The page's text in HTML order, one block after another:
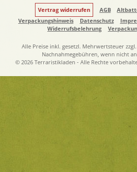
Vertrag widerrufen AGB
Verpackungshinweis
Datenschutz
Widerrufsbelehrung
Alle Preise inkl. gesetzl. Mehrwertsteuer zzgl.
Nachnahmegebühren, wenn nicht
© 2026 Terraristikladen - Alle Rechte